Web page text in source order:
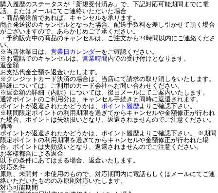
購入履歴のステータスが「新規受付済み」で、下記対応可能期間までに電
話、またはメールにてご連絡いただいた場合
・商品発送前であれば、キャンセルを承ります。
商品発送後のキャンセルとなった場合、配送手数料を差し引かせて頂く場合
がございますので、あらかじめご了承ください。
・予約販売中の商品のキャンセルは、ご注文から24時間以内にご連絡くださ
い。
※当店休業日は、 営業日カレンダーをご確認ください。
※お電話でのキャンセルは、 営業時間 内での受け付けとなります。
返金額
お支払代金全額を返金いたします。
※クレジットカード決済の場合は、当店にて請求の取り消しをいたします。
詳細については、ご利用のカード会社へお問い合わせください。
※返金額の詳細（内訳）については、後日メールにてご案内いたします。
通常ポイントのご利用分は、キャンセル手続きと同時に返還されます。
ポイントが返還されたかどうかは、 ポイント履歴よりご確認下さい。
※期間限定ポイントの利用期限を過ぎてからキャンセルや金額修正が行われ
た場合、ポイントは失効扱いとなり、返還されませんのでご注意ください。
備考
ポイントが返還されたかどうかは、ポイント履歴よりご確認下さい。 ※期間
限定ポイントの利用期限を過ぎてからキャンセルや金額修正が行われた場
合、ポイントは失効扱いとなり、返還されませんのでご注意ください。
お客様都合による返金
以下の条件にあてはまる場合、返金いたします。
対応条件
原則、未開封・未使用のもので、対応期間内に電話もしくはメールにてご連
絡いただいたもののみ原則対応いたします。
対応可能期間